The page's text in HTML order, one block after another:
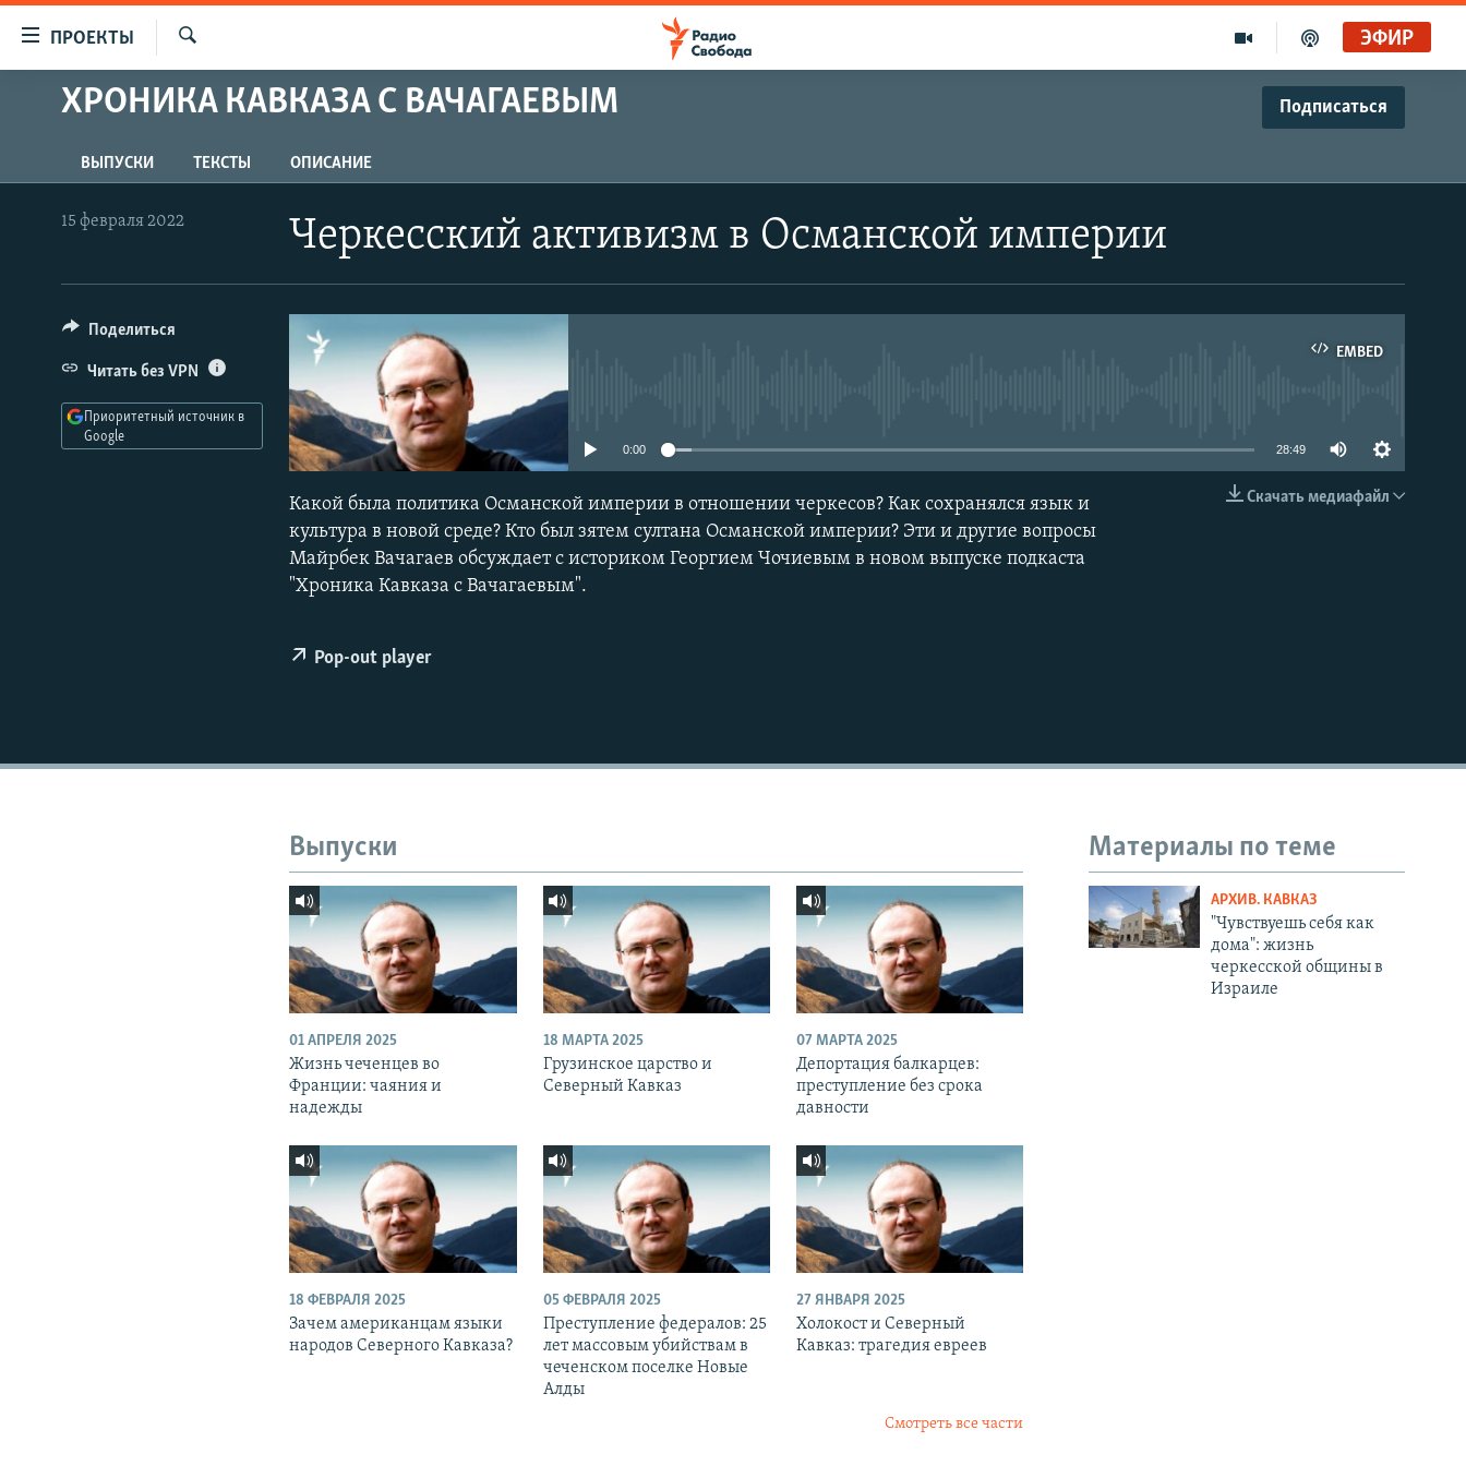
упрощенного
Вернуться
к
основному
главной
Вернутся
ПРОЕКТЫ
ПРОГРАММЫ
АВТОРСКИЕ ПРОЕКТЫ
ЦИТАТЫ СВОБОДЫ
IDEL.РЕАЛИИ
КАВКАЗ.РЕАЛИИ
СЕВЕР.РЕАЛИИ
СИБИРЬ.РЕАЛИИ
ЭФИР
ХРОНИКА КАВКАЗА С ВАЧАГАЕВЫМ Подписаться
YouTube
ВЫПУСКИ ТЕКСТЫ ОПИСАНИЕ
Черкесский активизм в Османской империи
15 февраля 2022
EMBED
EMBED
0:00 28:49
Скачать медиафайл
Какой была политика Османской империи в отношении черкесов? Как сохранялся язык и
культура в новой среде? Кто был зятем султана Османской империи? Эти и другие вопросы
Майрбек Вачагаев обсуждает с историком Георгием Чочиевым в новом выпуске подкаста
"Хроника Кавказа с Вачагаевым".
Pop-out player
Поделиться
Читать без VPN
Приоритетный источник в
Google
Материалы по теме
АРХИВ. КАВКАЗ
"Чувствуешь себя как
дома": жизнь
черкесской общины в
Израиле
Выпуски
01 АПРЕЛЯ 2025
Жизнь чеченцев во
Франции: чаяния и
надежды
18 МАРТА 2025
Грузинское царство и
Северный Кавказ
07 МАРТА 2025
Депортация балкарцев:
преступление без срока
давности
18 ФЕВРАЛЯ 2025
Зачем американцам языки
народов Северного Кавказа?
05 ФЕВРАЛЯ 2025
Преступление федералов: 25
лет массовым убийствам в
чеченском поселке Новые
Алды
27 ЯНВАРЯ 2025
Холокост и Северный
Кавказ: трагедия евреев
Смотреть все части